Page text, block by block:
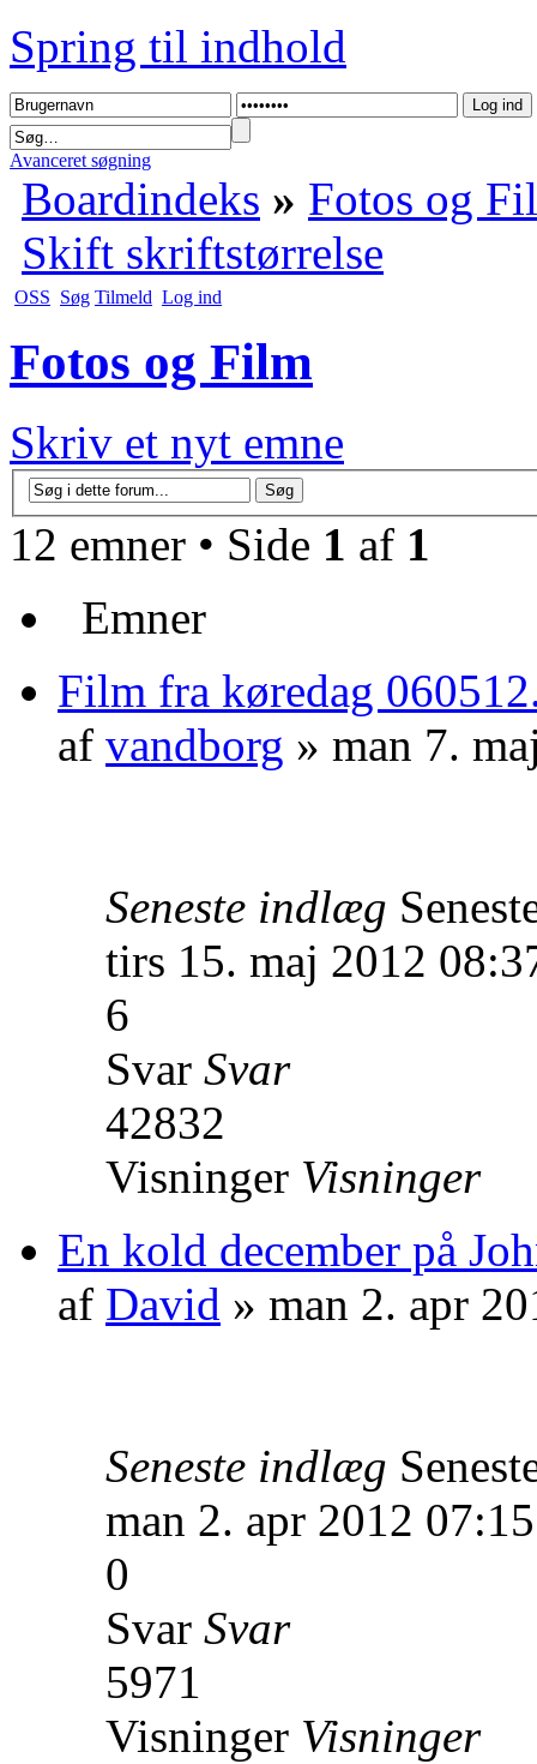
Spring til indhold
Avanceret søgning
Boardindeks » Fotos og
Skift skriftstørrelse
OSS Søg Tilmeld Log ind
Fotos og Film
Skriv et nyt emne
12 emner • Side 1 af 1
Emner
Film fra køredag
af vandborg » man 7.
Seneste indlæg
tirs 15. maj 2012
6
Svar Svar
42832
Visninger Visninger
En kold december på
af David » man 2. apr
Seneste indlæg
man 2. apr 2012 07:15
0
Svar Svar
5971
Visninger Visninger